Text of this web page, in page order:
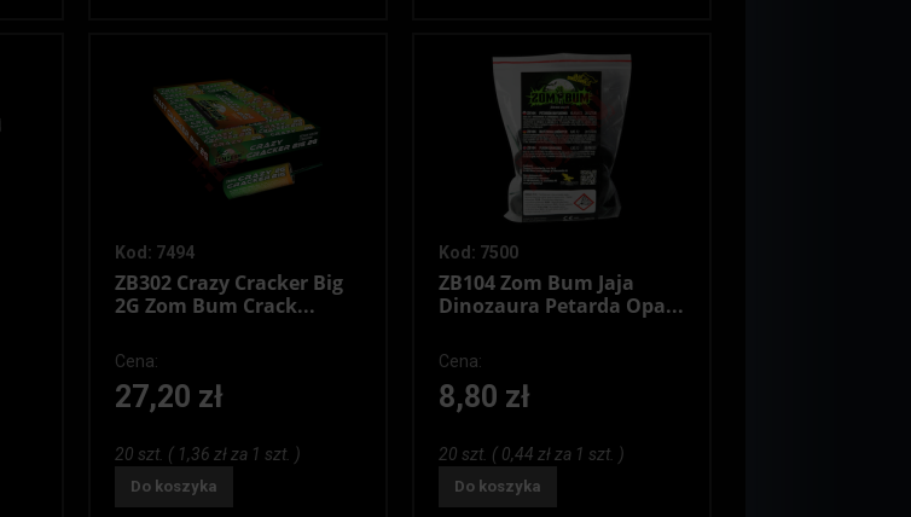
Kod: 7494
ZB302 Crazy Cracker Big
2G Zom Bum Crack...
Cena:
27,20 zł
20 szt. ( 1,36 zł za 1 szt. )
Do koszyka
Kod: 7500
ZB104 Zom Bum Jaja
Dinozaura Petarda Opa...
Cena:
8,80 zł
20 szt. ( 0,44 zł za 1 szt. )
Do koszyka